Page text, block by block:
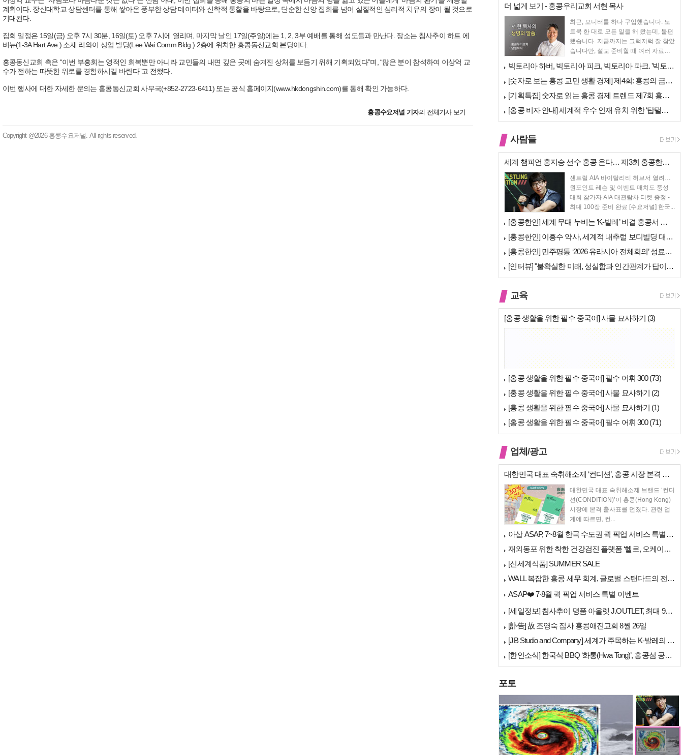
계획이다. 장신대학교 상담센터를 통해 쌓아온 풍부한 상담 데이터와 신학적 통찰을 바탕으로, 단순한 신앙 집회를 넘어 실질적인 심리적 치유의 장이 될 것으로
기대된다.
집회 일정은 15일(금) 오후 7시 30분, 16일(토) 오후 7시에 열리며, 마지막 날인 17일(주일)에는 1, 2, 3부 예배를 통해 성도들과 만난다. 장소는 침사추이 하트 에
비뉴(1-3A Hart Ave.) 소재 리와이 상업 빌딩(Lee Wai Comm Bldg.) 2층에 위치한 홍콩동신교회 본당이다.
홍콩동신교회 측은 “이번 부흥회는 영적인 회복뿐만 아니라 교민들의 내면 깊은 곳에 숨겨진 상처를 보듬기 위해 기획되었다”며, “많은 분이 참석하여 이상억 교
수가 전하는 따뜻한 위로를 경험하시길 바란다”고 전했다.
이번 행사에 대한 자세한 문의는 홍콩동신교회 사무국(+852-2723-6411) 또는 공식 홈페이지(www.hkdongshin.com)를 통해 확인 가능하다.
홍콩수요저널 기자의 전체기사 보기
Copyright @2026 홍콩수요저널. All rights reserved.
더 넓게 보기 - 홍콩우리교회 서현 목사
최근, 모니터를 하나 구입했습니다. 노
트북 한 대로 모든 일을 해 왔는데, 불편
했습니다. 지금까지는 그럭저럭 잘 참았
습니다만, 설교 준비할 때 여러 자료를
빅토리아 하버, 빅토리아 피크, 빅토리아 파크. '빅토리아’의 이름은 어…
[숫자로 보는 홍콩 교민 생활 경제] 제4회: 홍콩의 금융 — 지표 및 …
[기획특집] 숫자로 읽는 홍콩 경제 트렌드 제7회 홍콩 문화·창의 산업…
[홍콩 비자 안내] 세계적 우수 인재 유치 위한 ‘탑탤런트 비자(TTPS…
사람들
세계 챔피언 홍지승 선수 홍콩 온다… 제3회 홍콩한인팔씨름대회 9월 12…
센트럴 AIA 바이탈리티 허브서 열려…
원포인트 레슨 및 이벤트 매치도 풍성
대회 참가자 AIA 대관람차 티켓 증정 -
최대 100장 준비 완료 [수요저널] 한국...
[홍콩한인] 세계 무대 누비는 ‘K-발레’ 비결 홍콩서 연다… 정발레스튜…
[홍콩한인] 이흥수 약사, 세계적 내추럴 보디빌딩 대회 WNBF 홍콩서 …
[홍콩한인] 민주평통 ‘2026 유라시아 전체회의’ 성료… 이재명 대통령…
[인터뷰] "불확실한 미래, 성실함과 인간관계가 답이다"… 최강욱 한은 …
교육
[홍콩 생활을 위한 필수 중국어] 사물 묘사하기 (3)
푸통화 광동어
[홍콩 생활을 위한 필수 중국어] 필수 어휘 300 (73)
[홍콩 생활을 위한 필수 중국어] 사물 묘사하기 (2)
[홍콩 생활을 위한 필수 중국어] 사물 묘사하기 (1)
[홍콩 생활을 위한 필수 중국어] 필수 어휘 300 (71)
업체/광고
대한민국 대표 숙취해소제 ‘컨디션’, 홍콩 시장 본격 상륙… 왓슨스 입점…
대한민국 대표 숙취해소제 브랜드 ‘컨디
션(CONDITION)’이 홍콩(Hong Kong)
시장에 본격 출사표를 던졌다. 관련 업
계에 따르면, 컨...
아삽 ASAP, 7~8월 한국 수도권 퀵 픽업 서비스 특별 프로모션 실시
재외동포 위한 착한 건강검진 플랫폼 ‘헬로, 오케이검진’ 서비스 개시
[신세계식품] SUMMER SALE
WALL 복잡한 홍콩 세무 회계, 글로벌 스탠다드의 전문가들이 답을 드립…
ASAP❤️ 7·8월 퀵 픽업 서비스 특별 이벤트
[세일정보] 침사추이 명품 아울렛 J.OUTLET, 최대 90% 빅 세일…
[訃告] 故 조영숙 집사 홍콩애진교회 8월 26일
[JB Studio and Company] 세계가 주목하는 K-발레의 비…
[한인소식] 한국식 BBQ ‘화통(Hwa Tong)’, 홍콩섬 공략 본격…
포토세계 챔피언 홍지승…